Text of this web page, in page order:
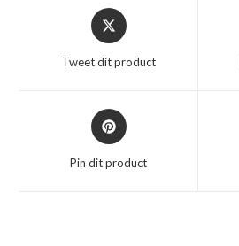
Opent
in
nieuw
Tweet dit product
Opent
in
nieuw
Pin dit product